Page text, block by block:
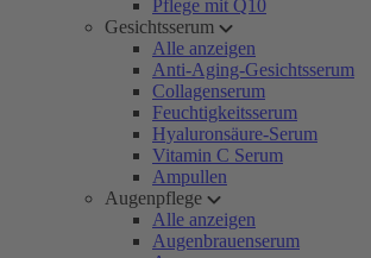
Pflege mit Q10
Gesichtsserum
Alle anzeigen
Anti-Aging-Gesichtsserum
Collagenserum
Feuchtigkeitsserum
Hyaluronsäure-Serum
Vitamin C Serum
Ampullen
Augenpflege
Alle anzeigen
Augenbrauenserum